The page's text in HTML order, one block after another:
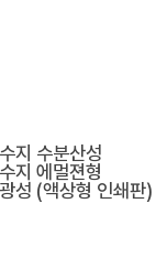
지 수분산성
지 에멀젼형
성 (액상형 인쇄판)